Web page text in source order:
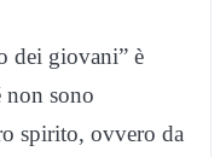
dei giovani” è
non sono
spirito, ovvero da